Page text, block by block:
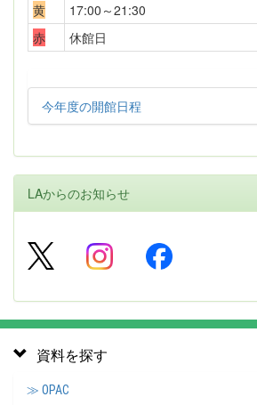
黄
17:00～21:30
赤
休館日
今年度の開館日程
LAからのお知らせ
資料を探す
≫ OPAC